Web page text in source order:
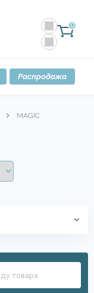
0
Распродажа
MAGIC